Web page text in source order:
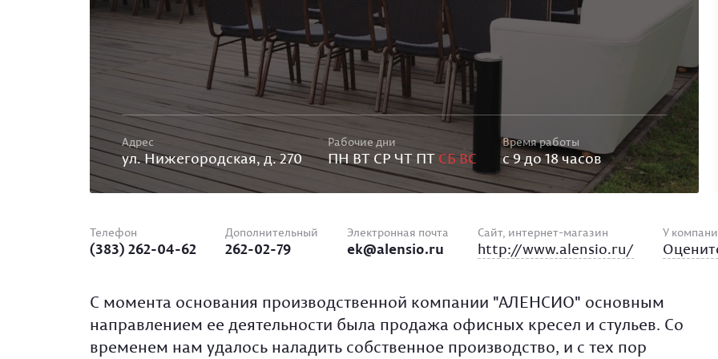
Адрес
ул. Нижегородская, д. 270
Рабочие дни
ПН ВТ СР ЧТ ПТ СБ ВС
Время работы
с 9 до 18 часов
Телефон
(383) 262-04-62
Дополнительный
262-02-79
Электронная почта
ek@alensio.ru
Сайт, интернет-магазин
http://www.alensio.ru/
У
С момента основания производственной компании "АЛЕНСИО" основным
направлением ее деятельности была продажа офисных кресел и стульев. Со
временем нам удалось наладить собственное производство, и с тех пор